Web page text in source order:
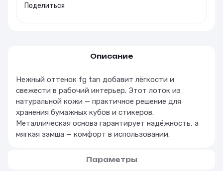
Поделиться
Описание
Нежный оттенок fg tan добавит лёгкости и
свежести в рабочий интерьер. Этот лоток из
натуральной кожи — практичное решение для
хранения бумажных кубов и стикеров.
Металлическая основа гарантирует надёжность, а
мягкая замша — комфорт в использовании.
Параметры